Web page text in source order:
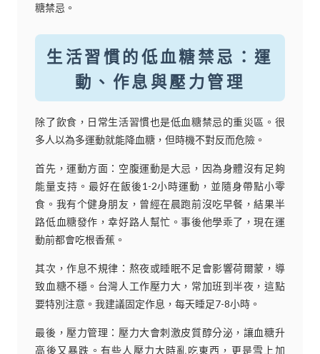
糖禁忌。
生活習慣的低血糖禁忌：運
動、作息與壓力管理
除了飲食，日常生活習慣也是低血糖禁忌的重災區。很
多人以為多運動就能降血糖，但時機不對反而危險。
首先，運動方面：空腹運動是大忌，因為身體沒有足夠
能量支持。最好在飯後1-2小時運動，並隨身帶點小零
食。我有个健身朋友，曾經在晨跑前沒吃早餐，結果半
路低血糖發作，幸好路人幫忙。事後他學乖了，現在運
動前都會吃根香蕉。
其次，作息不規律：熬夜或睡眠不足會影響荷爾蒙，導
致血糖不穩。台灣人工作壓力大，常加班到半夜，這點
要特別注意。我建議固定作息，每天睡足7-8小時。
最後，壓力管理：壓力大會刺激皮質醇分泌，讓血糖升
高後又暴跌。有些人壓力大時亂吃東西，更是雪上加